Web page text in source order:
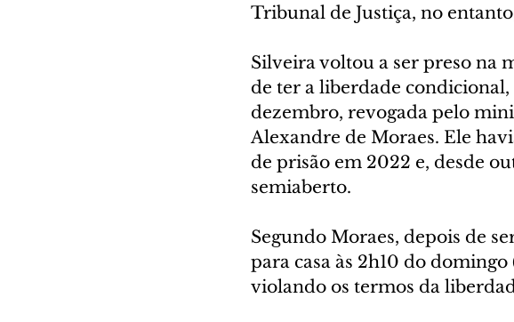
Tribunal de Justiça, no
Silveira voltou a ser preso na
de ter a liberdade
dezembro, revogada pelo
Alexandre de Moraes. Ele
de prisão em 2022 e, desde
semiaberto.
Segundo Moraes, depois de
para casa às 2h10 do
violando os termos da